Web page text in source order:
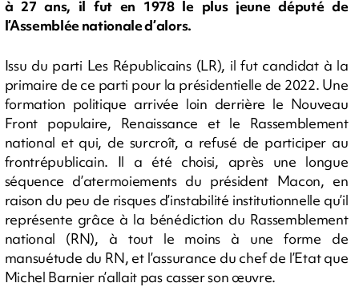
à 27 ans, il fut en 1978 le plus jeune député de
l’Assemblée nationale d’alors.
Issu du parti Les Républicains (LR), il fut candidat à la
primaire de ce parti pour la présidentielle de 2022. Une
formation politique arrivée loin derrière le Nouveau
Front populaire, Renaissance et le Rassemblement
national et qui, de surcroît, a refusé de participer au
frontrépublicain. Il a été choisi, après une longue
séquence d’atermoiements du président Macon, en
raison du peu de risques d’instabilité institutionnelle qu’il
représente grâce à la bénédiction du Rassemblement
national (RN), à tout le moins à une forme de
mansuétude du RN, et l’assurance du chef de l’Etat que
Michel Barnier n’allait pas casser son œuvre.